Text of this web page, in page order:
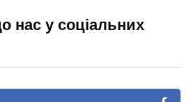
нас у соціальних